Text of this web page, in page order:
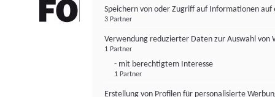
Speichern von oder Zugriff auf Informationen auf
3 Partner
Verwendung reduzierter Daten zur Auswahl von
1 Partner
- mit berechtigtem Interesse
1 Partner
Erstellung von Profilen für personalisierte
FONDS professionell